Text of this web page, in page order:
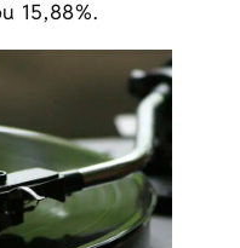
15,88%.